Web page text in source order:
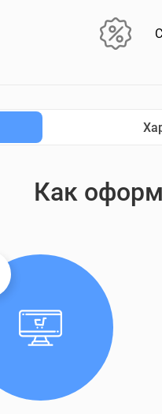
Как